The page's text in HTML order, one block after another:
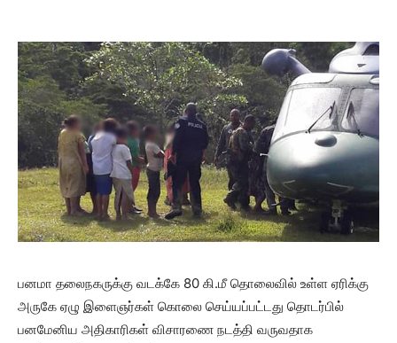
பனமா தலைநகருக்கு வடக்கே 80 கி.மீ தொலைவில் உள்ள ஏரிக்கு
அருகே ஏழு இளைஞர்கள் கொலை செய்யப்பட்டது தொடர்பில்
பனமேனிய அதிகாரிகள் விசாரணை நடத்தி வருவதாக